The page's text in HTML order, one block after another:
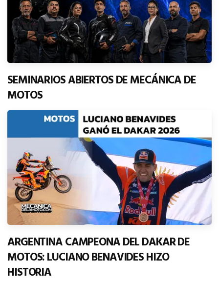
SEMINARIOS ABIERTOS DE MECÁNICA DE
MOTOS
ARGENTINA CAMPEONA DEL DAKAR DE
MOTOS: LUCIANO BENAVIDES HIZO
HISTORIA